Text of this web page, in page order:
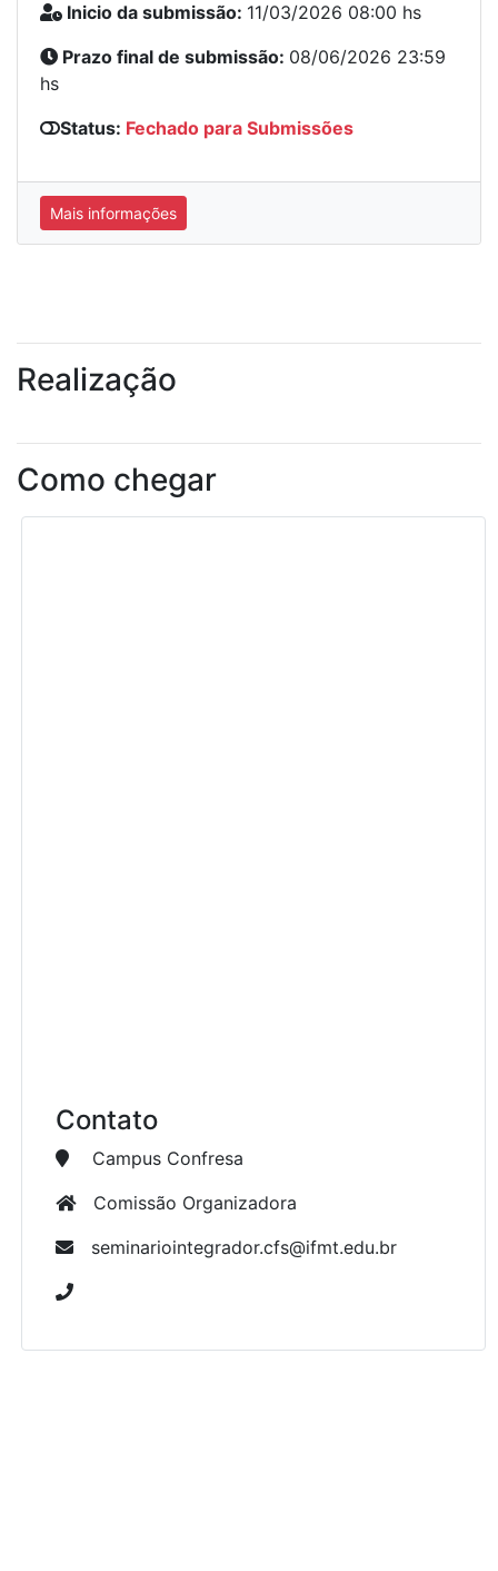
Inicio da submissão: 11/03/2026 08:00 hs
Prazo final de submissão: 08/06/2026 23:59
hs
Status: Fechado para Submissões
Mais informações
Realização
Como chegar
Contato
Campus Confresa
Comissão Organizadora
seminariointegrador.cfs@ifmt.edu.br